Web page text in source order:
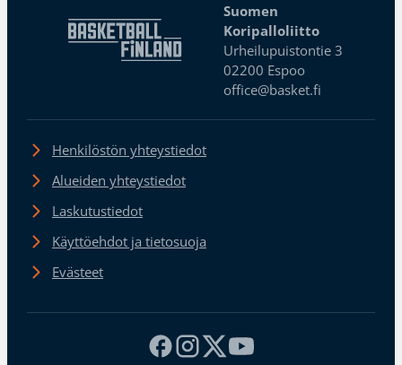
Suomen
Koripalloliitto
Urheilupuistontie 3
02200 Espoo
office@basket.fi
Henkilöstön yhteystiedot
Alueiden yhteystiedot
Laskutustiedot
Käyttöehdot ja tietosuoja
Evästeet